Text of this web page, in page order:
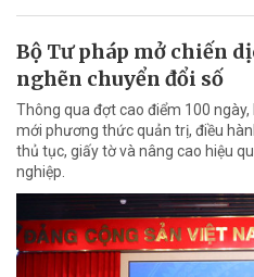
Bộ Tư pháp mở chiến
nghẽn chuyển đổi số
Thông qua đợt cao điểm 100
mới phương thức quản trị, điều
thủ tục, giấy tờ và nâng cao hiệu
nghiệp.